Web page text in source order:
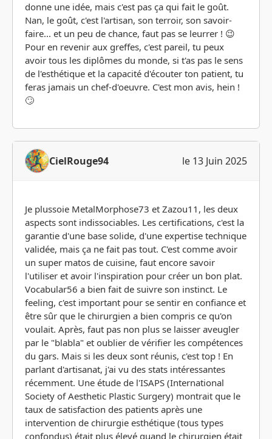
donne une idée, mais c'est pas ça qui fait le goût.
Nan, le goût, c'est l'artisan, son terroir, son savoir-
faire... et un peu de chance, faut pas se leurrer ! 😉
Pour en revenir aux greffes, c'est pareil, tu peux
avoir tous les diplômes du monde, si t'as pas le sens
de l'esthétique et la capacité d'écouter ton patient, tu
feras jamais un chef-d'oeuvre. C'est mon avis, hein !
🙄
CielRouge94 le 13 Juin 2025
Je plussoie MetalMorphose73 et Zazou11, les deux
aspects sont indissociables. Les certifications, c'est la
garantie d'une base solide, d'une expertise technique
validée, mais ça ne fait pas tout. C'est comme avoir
un super matos de cuisine, faut encore savoir
l'utiliser et avoir l'inspiration pour créer un bon plat.
Vocabular56 a bien fait de suivre son instinct. Le
feeling, c'est important pour se sentir en confiance et
être sûr que le chirurgien a bien compris ce qu'on
voulait. Après, faut pas non plus se laisser aveugler
par le "blabla" et oublier de vérifier les compétences
du gars. Mais si les deux sont réunis, c'est top ! En
parlant d'artisanat, j'ai vu des stats intéressantes
récemment. Une étude de l'ISAPS (International
Society of Aesthetic Plastic Surgery) montrait que le
taux de satisfaction des patients après une
intervention de chirurgie esthétique (tous types
confondus) était plus élevé quand le chirurgien était